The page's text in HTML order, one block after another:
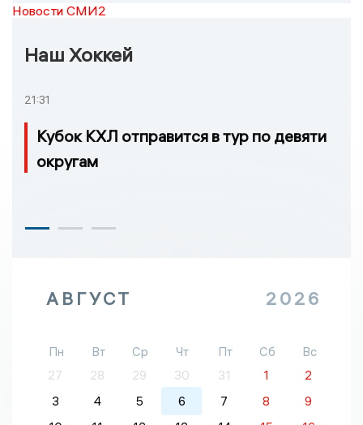
Новости СМИ2
Наш Хоккей
21:31
Кубок КХЛ отправится в тур по девяти
округам
АВГУСТ 2026
Пн Вт Ср Чт Пт Сб
Вс
27
28 29 30 31 1
2
3
4 5 6 7 8
9